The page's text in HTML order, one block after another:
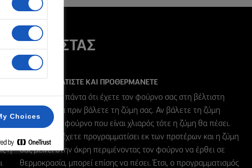
ΚΡΟΥΣΤΑΣ
τη
η
ΠΡΟΓΡΑΜΜΑΤΙΣΤΕ ΚΑΙ ΠΡΟΘΕΡΜΑΝΕΤΕ
Βεβαιωθείτε πάντα ότι έχετε τον φούρνο σας στη βέλτιστη
θερμοκρασία πριν βάλετε τη ζύμη σας. Αν βάλετε τη ζύμη
κρούστας σε φούρνο που είναι χλιαρός τότε η ζύμη θα πέσει.
Εάν δεν τον έχετε προγραμματίσει εκ των προτέρων και η ζύμη
σας μείνει στην άκρη περιμένοντας τον φούρνο να έρθει σε
θερμοκρασία, μπορεί επίσης να πέσει. Έτσι, ο προγραμματισμός
Choices